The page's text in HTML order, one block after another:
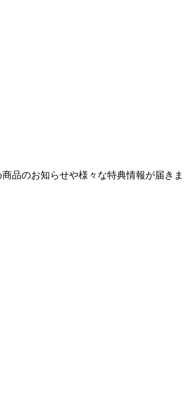
品のお知らせや様々な特典情報が届きま